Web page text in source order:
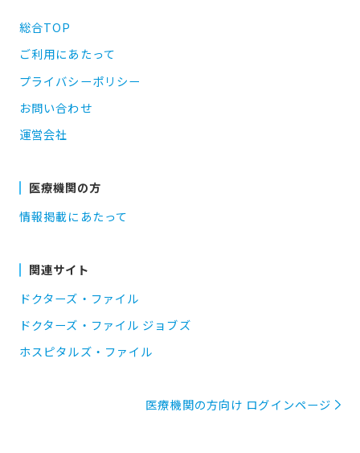
総合TOP
ご利用にあたって
プライバシーポリシー
お問い合わせ
運営会社
医療機関の方
情報掲載にあたって
関連サイト
ドクターズ・ファイル
ドクターズ・ファイル ジョブズ
ホスピタルズ・ファイル
医療機関の方向け ログインページ